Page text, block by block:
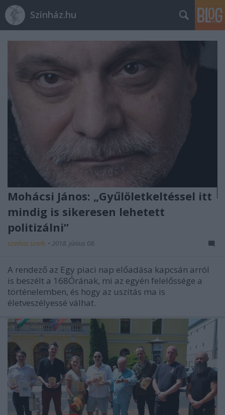
Színház.hu
Mohácsi János: „Gyűlöletkeltéssel itt
mindig is sikeresen lehetett
politizálni”
szinhaz szerk. • 2018. június 08.
A rendező az Egy piaci nap előadása kapcsán arról
is beszélt a 168Órának, mi az egyén felelőssége a
történelemben, és hogy az uszítás ma is
életveszélyessé válhat.